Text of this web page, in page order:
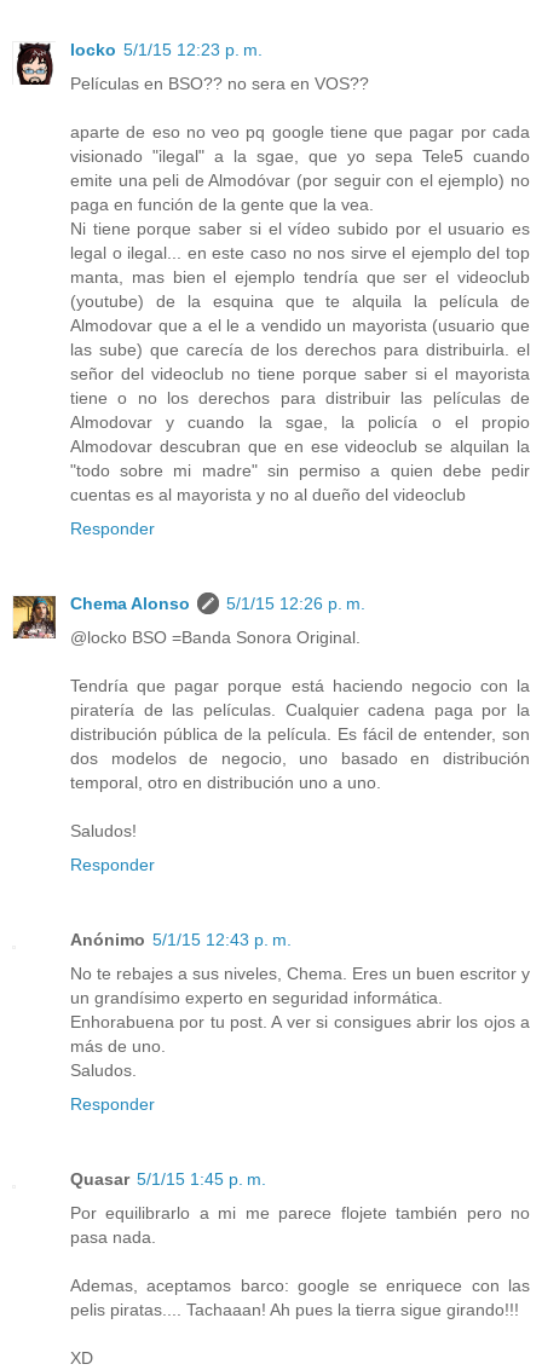
locko 5/1/15 12:23 p. m.
Películas en BSO?? no sera en VOS??
aparte de eso no veo pq google tiene que pagar por cada
visionado "ilegal" a la sgae, que yo sepa Tele5 cuando
emite una peli de Almodóvar (por seguir con el ejemplo) no
paga en función de la gente que la vea.
Ni tiene porque saber si el vídeo subido por el usuario es
legal o ilegal... en este caso no nos sirve el ejemplo del top
manta, mas bien el ejemplo tendría que ser el videoclub
(youtube) de la esquina que te alquila la película de
Almodovar que a el le a vendido un mayorista (usuario que
las sube) que carecía de los derechos para distribuirla. el
señor del videoclub no tiene porque saber si el mayorista
tiene o no los derechos para distribuir las películas de
Almodovar y cuando la sgae, la policía o el propio
Almodovar descubran que en ese videoclub se alquilan la
"todo sobre mi madre" sin permiso a quien debe pedir
cuentas es al mayorista y no al dueño del videoclub
Responder
Chema Alonso
5/1/15 12:26 p. m.
@locko BSO =Banda Sonora Original.
Tendría que pagar porque está haciendo negocio con la
piratería de las películas. Cualquier cadena paga por la
distribución pública de la película. Es fácil de entender, son
dos modelos de negocio, uno basado en distribución
temporal, otro en distribución uno a uno.
Saludos!
Responder
Anónimo 5/1/15 12:43 p. m.
No te rebajes a sus niveles, Chema. Eres un buen escritor y
un grandísimo experto en seguridad informática.
Enhorabuena por tu post. A ver si consigues abrir los ojos a
más de uno.
Saludos.
Responder
Quasar 5/1/15 1:45 p. m.
Por equilibrarlo a mi me parece flojete también pero no
pasa nada.
Ademas, aceptamos barco: google se enriquece con las
pelis piratas.... Tachaaan! Ah pues la tierra sigue girando!!!
XD